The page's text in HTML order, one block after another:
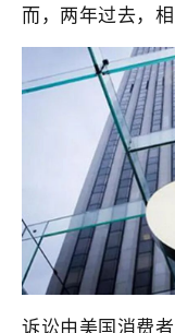
而，两年过去，
诉讼由美国消费